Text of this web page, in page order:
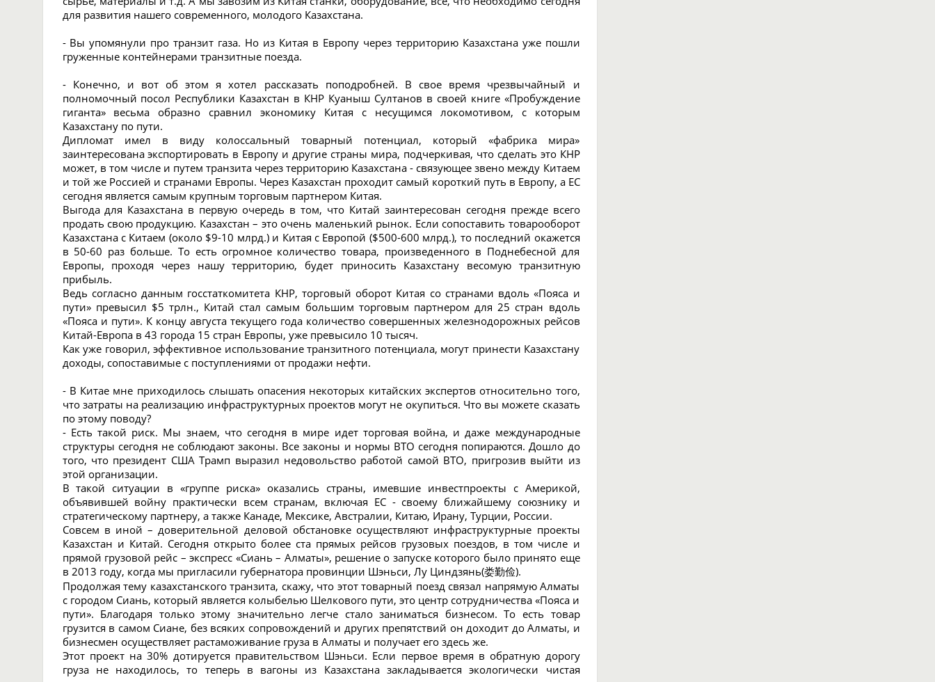
для развития нашего современного, молодого Казахстана.
- Вы упомянули про транзит газа. Но из Китая в Европу через территорию Казахстана уже пошли
груженные контейнерами транзитные поезда.
- Конечно, и вот об этом я хотел рассказать поподробней. В свое время чрезвычайный и
полномочный посол Республики Казахстан в КНР Куаныш Султанов в своей книге «Пробуждение
гиганта» весьма образно сравнил экономику Китая с несущимся локомотивом, с которым
Казахстану по пути.
Дипломат имел в виду колоссальный товарный потенциал, который «фабрика мира»
заинтересована экспортировать в Европу и другие страны мира, подчеркивая, что сделать это КНР
может, в том числе и путем транзита через территорию Казахстана - связующее звено между Китаем
и той же Россией и странами Европы. Через Казахстан проходит самый короткий путь в Европу, а ЕС
сегодня является самым крупным торговым партнером Китая.
Выгода для Казахстана в первую очередь в том, что Китай заинтересован сегодня прежде всего
продать свою продукцию. Казахстан – это очень маленький рынок. Если сопоставить товарооборот
Казахстана с Китаем (около $9-10 млрд.) и Китая с Европой ($500-600 млрд.), то последний окажется
в 50-60 раз больше. То есть огромное количество товара, произведенного в Поднебесной для
Европы, проходя через нашу территорию, будет приносить Казахстану весомую транзитную
прибыль.
Ведь согласно данным госстаткомитета КНР, торговый оборот Китая со странами вдоль «Пояса и
пути» превысил $5 трлн., Китай стал самым большим торговым партнером для 25 стран вдоль
«Пояса и пути». К концу августа текущего года количество совершенных железнодорожных рейсов
Китай-Европа в 43 города 15 стран Европы, уже превысило 10 тысяч.
Как уже говорил, эффективное использование транзитного потенциала, могут принести Казахстану
доходы, сопоставимые с поступлениями от продажи нефти.
- В Китае мне приходилось слышать опасения некоторых китайских экспертов относительно того,
что затраты на реализацию инфраструктурных проектов могут не окупиться. Что вы можете сказать
по этому поводу?
- Есть такой риск. Мы знаем, что сегодня в мире идет торговая война, и даже международные
структуры сегодня не соблюдают законы. Все законы и нормы ВТО сегодня попираются. Дошло до
того, что президент США Трамп выразил недовольство работой самой ВТО, пригрозив выйти из
этой организации.
В такой ситуации в «группе риска» оказались страны, имевшие инвестпроекты с Америкой,
объявившей войну практически всем странам, включая ЕС - своему ближайшему союзнику и
стратегическому партнеру, а также Канаде, Мексике, Австралии, Китаю, Ирану, Турции, России.
Совсем в иной – доверительной деловой обстановке осуществляют инфраструктурные проекты
Казахстан и Китай. Сегодня открыто более ста прямых рейсов грузовых поездов, в том числе и
прямой грузовой рейс – экспресс «Сиань – Алматы», решение о запуске которого было принято еще
в 2013 году, когда мы пригласили губернатора провинции Шэньси, Лу Циндзянь(娄勤俭).
Продолжая тему казахстанского транзита, скажу, что этот товарный поезд связал напрямую Алматы
с городом Сиань, который является колыбелью Шелкового пути, это центр сотрудничества «Пояса и
пути». Благодаря только этому значительно легче стало заниматься бизнесом. То есть товар
грузится в самом Сиане, без всяких сопровождений и других препятствий он доходит до Алматы, и
бизнесмен осуществляет растаможивание груза в Алматы и получает его здесь же.
Этот проект на 30% дотируется правительством Шэньси. Если первое время в обратную дорогу
груза не находилось, то теперь в вагоны из Казахстана закладывается экологически чистая